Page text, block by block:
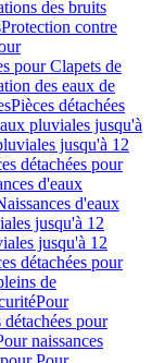
des bruits
Protection contre
pour Clapets de
des eaux de
Pièces détachées
pluviales jusqu'à
jusqu'à 12
détachées pour
d'eaux
d'eaux
jusqu'à 12
jusqu'à 12
détachées pour
de
Pour
détachées pour
naissances